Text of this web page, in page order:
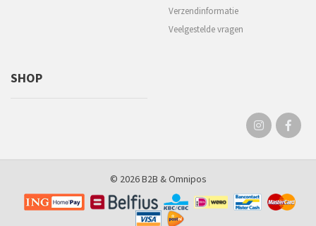
Verzendinformatie
Veelgestelde vragen
SHOP
© 2026 B2B &Omnipos